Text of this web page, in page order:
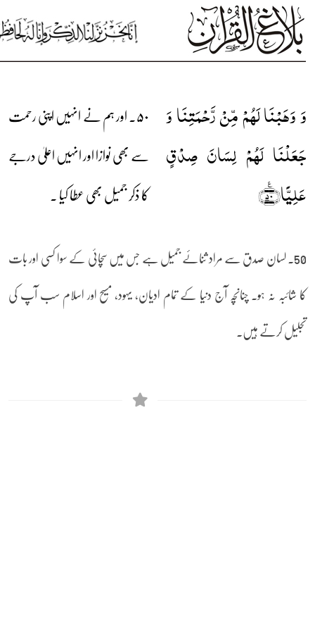
وَ وَہَبۡنَا لَہُمۡ مِّنۡ رَّحۡمَتِنَا وَ
جَعَلۡنَا لَہُمۡ لِسَانَ صِدۡقٍ
عَلِیًّا﴿٪۵۰﴾
۵۰۔ اور ہم نے انہیں اپنی رحمت
سے بھی نوازا اور انہیں اعلیٰ درجے
کا ذکر جمیل بھی عطا کیا ۔
50۔ لسان صدق سے مراد ثنائے جمیل ہے جس میں سچائی کے سوا کسی اور بات
کا شائبہ نہ ہو۔ چنانچہ آج دنیا کے تمام ادیان، یہود، مسیح اور اسلام سب آپ کی
تجلیل کرتے ہیں۔